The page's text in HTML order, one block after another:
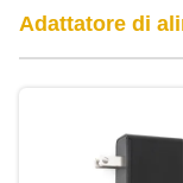
Adattatore di